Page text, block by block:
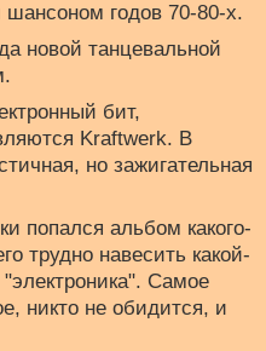
годов 70-80-х.
новой танцевальной
бит,
Kraftwerk. В
но зажигательная
попался альбом какого-
трудно навесить какой-
Самое
никто не обидится, и